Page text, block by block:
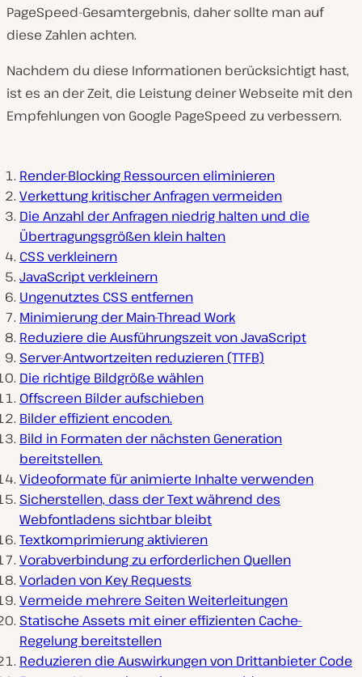
PageSpeed-Gesamtergebnis, daher sollte man auf
diese Zahlen achten.
Nachdem du diese Informationen berücksichtigt hast,
ist es an der Zeit, die Leistung deiner Webseite mit den
Empfehlungen von Google PageSpeed zu verbessern.
Render-Blocking Ressourcen eliminieren
Verkettung kritischer Anfragen vermeiden
Die Anzahl der Anfragen niedrig halten und die
Übertragungsgrößen klein halten
CSS verkleinern
JavaScript verkleinern
Ungenutztes CSS entfernen
Minimierung der Main-Thread Work
Reduziere die Ausführungszeit von JavaScript
Server-Antwortzeiten reduzieren (TTFB)
Die richtige Bildgröße wählen
Offscreen Bilder aufschieben
Bilder effizient encoden.
Bild in Formaten der nächsten Generation
bereitstellen.
Videoformate für animierte Inhalte verwenden
Sicherstellen, dass der Text während des
Webfontladens sichtbar bleibt
Textkomprimierung aktivieren
Vorabverbindung zu erforderlichen Quellen
Vorladen von Key Requests
Vermeide mehrere Seiten Weiterleitungen
Statische Assets mit einer effizienten Cache-
Regelung bereitstellen
Reduzieren die Auswirkungen von Drittanbieter Code